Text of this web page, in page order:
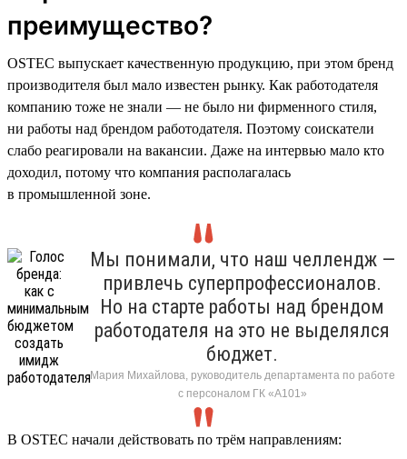
преимущество?
OSTEC выпускает качественную продукцию, при этом бренд
производителя был мало известен рынку. Как работодателя
компанию тоже не знали — не было ни фирменного стиля,
ни работы над брендом работодателя. Поэтому соискатели
слабо реагировали на вакансии. Даже на интервью мало кто
доходил, потому что компания располагалась
в промышленной зоне.
Мы понимали, что наш челлендж —
привлечь суперпрофессионалов.
Но на старте работы над брендом
работодателя на это не выделялся
бюджет.
Мария Михайлова, руководитель департамента по работе
с персоналом ГК «А101»
В OSTEC начали действовать по трём направлениям: